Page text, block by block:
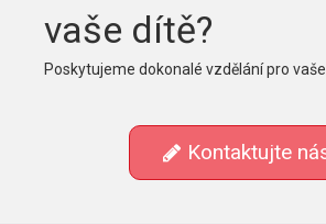
vaše dítě?
Poskytujeme dokonalé vzdělání pro
Kontaktujte